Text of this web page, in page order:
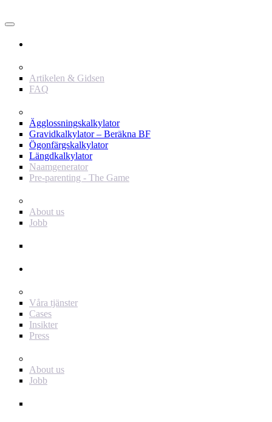
Artikelen & Gidsen
FAQ
Ägglossningskalkylator
Gravidkalkylator – Beräkna BF
Ögonfärgskalkylator
Längdkalkylator
Naamgenerator
Pre-parenting - The Game
About us
Jobb
Våra tjänster
Cases
Insikter
Press
About us
Jobb